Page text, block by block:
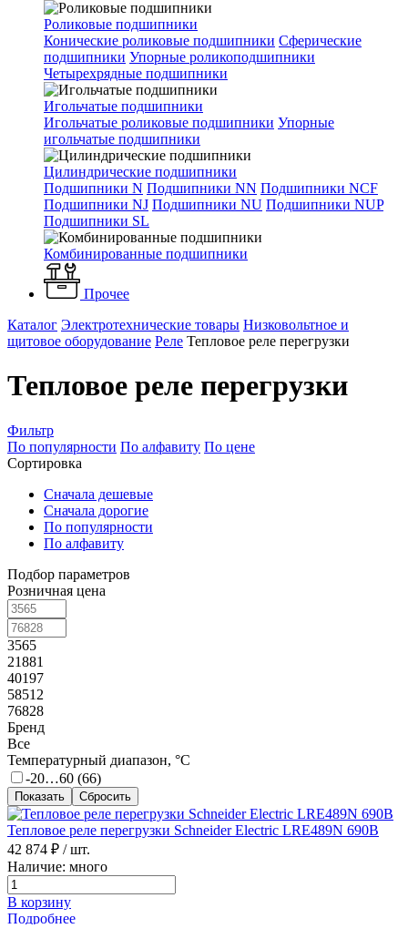
Роликовые подшипники
Конические роликовые подшипники Сферические
подшипники Упорные роликоподшипники
Четырехрядные подшипники
Игольчатые подшипники
Игольчатые роликовые подшипники Упорные
игольчатые подшипники
Цилиндрические подшипники
Подшипники N Подшипники NN Подшипники NCF
Подшипники NJ Подшипники NU Подшипники NUP
Подшипники SL
Комбинированные подшипники
Прочее
Каталог Электротехнические товары Низковольтное и
щитовое оборудование Реле Тепловое реле перегрузки
Тепловое реле перегрузки
Фильтр
По популярности По алфавиту По цене
Сортировка
Сначала дешевые
Сначала дорогие
По популярности
По алфавиту
Подбор параметров
Розничная цена
3565
21881
40197
58512
76828
Бренд
Все
Температурный диапазон, °C
-20…60 (66)
Тепловое реле перегрузки Schneider Electric LRE489N 690В
42 874 ₽ / шт.
Наличие: много
В корзину
Подробнее